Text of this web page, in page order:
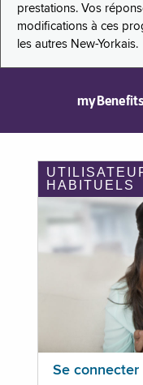
prestations. Vos
modifications à ces
les autres New-Yorkais.
HABITUELS
Se connecter